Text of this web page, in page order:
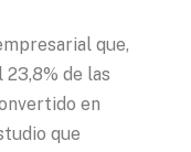
que,
de las
en
que